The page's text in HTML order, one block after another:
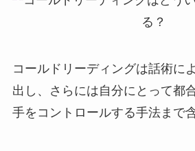
コールドリーディングは話術に
出し、さらには自分にとって都
手をコントロールする手法まで